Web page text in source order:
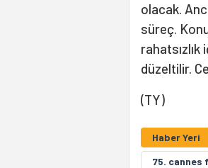
olacak.
süreç.
rahatsızlık
düzeltilir.
(TY)
Haber Yeri
75.